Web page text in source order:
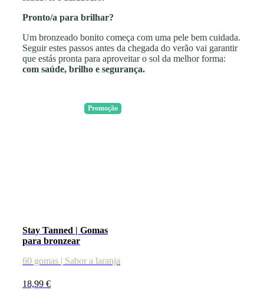
Pronto/a para brilhar?
Um bronzeado bonito começa com uma pele bem cuidada.
Seguir estes passos antes da chegada do verão vai garantir
que estás pronta para aproveitar o sol da melhor forma:
com saúde, brilho e segurança.
Promoção
Stay Tanned | Gomas
para bronzear
60 gomas | Sabor a laranja
18,99 €